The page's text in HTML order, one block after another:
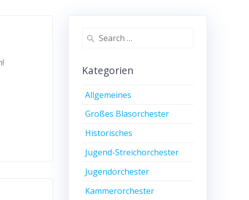
Search
Kategorien
Allgemeines
Großes Blasorchester
Historisches
Jugend-Streichorchester
Jugendorchester
Kammerorchester